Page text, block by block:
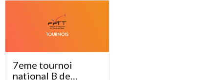
7eme tournoi
national B de